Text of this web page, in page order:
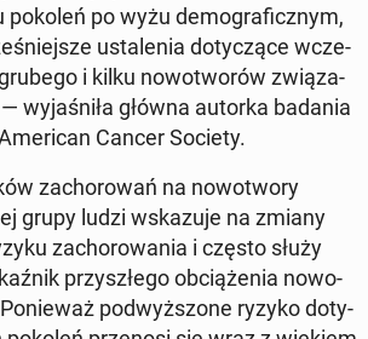
pokoleń po wyżu de­mo­gra­ficz­nym,
usta­le­nia do­ty­czą­ce wcze­
i kilku no­wo­two­rów zwią­za­
wy­ja­śni­ła główna autorka badania
Cancer Society.
za­cho­ro­wań na no­wo­two­ry
grupy ludzi wska­zu­je na zmiany
za­cho­ro­wa­nia i często służy
przy­szłe­go ob­cią­że­nia no­wo­
pod­wyż­szo­ne ryzyko do­ty­